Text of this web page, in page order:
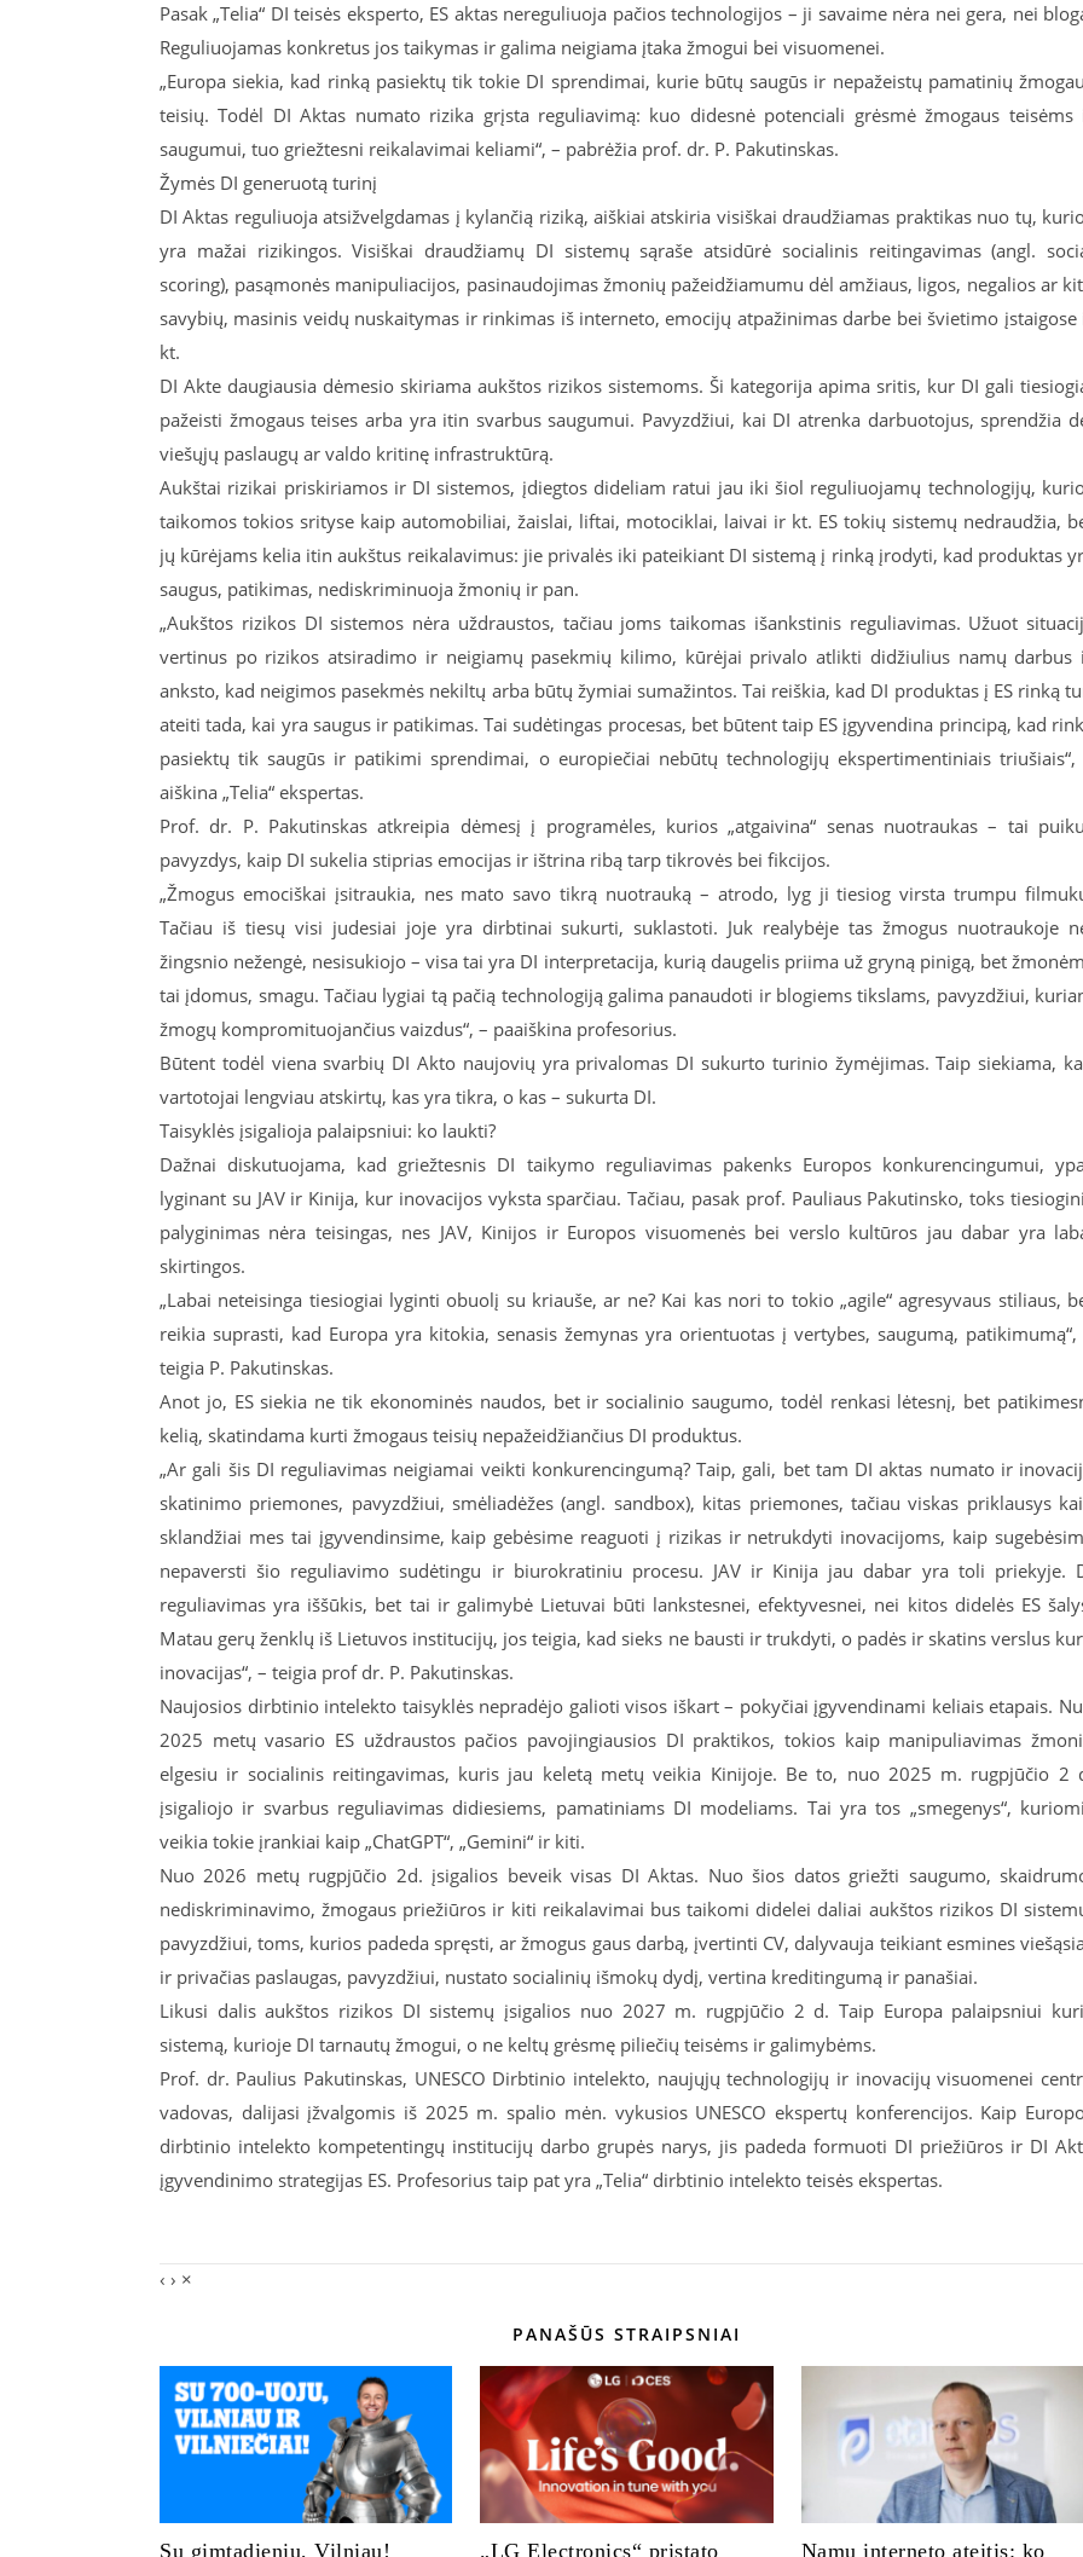
Pasak „Telia“ DI teisės eksperto, ES aktas nereguliuoja pačios technologijos – ji savaime nėra nei gera, nei
Reguliuojamas konkretus jos taikymas ir galima neigiama įtaka žmogui bei visuomenei.
„Europa siekia, kad rinką pasiektų tik tokie DI sprendimai, kurie būtų saugūs ir nepažeistų pamatinių
teisių. Todėl DI Aktas numato rizika grįsta reguliavimą: kuo didesnė potenciali grėsmė žmogaus teisėms
saugumui, tuo griežtesni reikalavimai keliami“, – pabrėžia prof. dr. P. Pakutinskas.
Žymės DI generuotą turinį
DI Aktas reguliuoja atsižvelgdamas į kylančią riziką, aiškiai atskiria visiškai draudžiamas praktikas nuo tų,
yra mažai rizikingos. Visiškai draudžiamų DI sistemų sąraše atsidūrė socialinis reitingavimas (angl.
scoring), pasąmonės manipuliacijos, pasinaudojimas žmonių pažeidžiamumu dėl amžiaus, ligos, negalios ar
savybių, masinis veidų nuskaitymas ir rinkimas iš interneto, emocijų atpažinimas darbe bei švietimo įstaigose
kt.
DI Akte daugiausia dėmesio skiriama aukštos rizikos sistemoms. Ši kategorija apima sritis, kur DI gali
pažeisti žmogaus teises arba yra itin svarbus saugumui. Pavyzdžiui, kai DI atrenka darbuotojus, sprendžia
viešųjų paslaugų ar valdo kritinę infrastruktūrą.
Aukštai rizikai priskiriamos ir DI sistemos, įdiegtos dideliam ratui jau iki šiol reguliuojamų technologijų,
taikomos tokios srityse kaip automobiliai, žaislai, liftai, motociklai, laivai ir kt. ES tokių sistemų nedraudžia,
jų kūrėjams kelia itin aukštus reikalavimus: jie privalės iki pateikiant DI sistemą į rinką įrodyti, kad produktas
saugus, patikimas, nediskriminuoja žmonių ir pan.
„Aukštos rizikos DI sistemos nėra uždraustos, tačiau joms taikomas išankstinis reguliavimas. Užuot
vertinus po rizikos atsiradimo ir neigiamų pasekmių kilimo, kūrėjai privalo atlikti didžiulius namų darbus
anksto, kad neigimos pasekmės nekiltų arba būtų žymiai sumažintos. Tai reiškia, kad DI produktas į ES rinką
ateiti tada, kai yra saugus ir patikimas. Tai sudėtingas procesas, bet būtent taip ES įgyvendina principą, kad
pasiektų tik saugūs ir patikimi sprendimai, o europiečiai nebūtų technologijų ekspertimentiniais triušiais“,
aiškina „Telia“ ekspertas.
Prof. dr. P. Pakutinskas atkreipia dėmesį į programėles, kurios „atgaivina“ senas nuotraukas – tai
pavyzdys, kaip DI sukelia stiprias emocijas ir ištrina ribą tarp tikrovės bei fikcijos.
„Žmogus emociškai įsitraukia, nes mato savo tikrą nuotrauką – atrodo, lyg ji tiesiog virsta trumpu
Tačiau iš tiesų visi judesiai joje yra dirbtinai sukurti, suklastoti. Juk realybėje tas žmogus nuotraukoje
žingsnio nežengė, nesisukiojo – visa tai yra DI interpretacija, kurią daugelis priima už gryną pinigą, bet
tai įdomus, smagu. Tačiau lygiai tą pačią technologiją galima panaudoti ir blogiems tikslams, pavyzdžiui,
žmogų kompromituojančius vaizdus“, – paaiškina profesorius.
Būtent todėl viena svarbių DI Akto naujovių yra privalomas DI sukurto turinio žymėjimas. Taip siekiama,
vartotojai lengviau atskirtų, kas yra tikra, o kas – sukurta DI.
Taisyklės įsigalioja palaipsniui: ko laukti?
Dažnai diskutuojama, kad griežtesnis DI taikymo reguliavimas pakenks Europos konkurencingumui,
lyginant su JAV ir Kinija, kur inovacijos vyksta sparčiau. Tačiau, pasak prof. Pauliaus Pakutinsko, toks
palyginimas nėra teisingas, nes JAV, Kinijos ir Europos visuomenės bei verslo kultūros jau dabar yra
skirtingos.
„Labai neteisinga tiesiogiai lyginti obuolį su kriauše, ar ne? Kai kas nori to tokio „agile“ agresyvaus stiliaus,
reikia suprasti, kad Europa yra kitokia, senasis žemynas yra orientuotas į vertybes, saugumą, patikimumą“,
teigia P. Pakutinskas.
Anot jo, ES siekia ne tik ekonominės naudos, bet ir socialinio saugumo, todėl renkasi lėtesnį, bet
kelią, skatindama kurti žmogaus teisių nepažeidžiančius DI produktus.
„Ar gali šis DI reguliavimas neigiamai veikti konkurencingumą? Taip, gali, bet tam DI aktas numato ir
skatinimo priemones, pavyzdžiui, smėliadėžes (angl. sandbox), kitas priemones, tačiau viskas priklausys
sklandžiai mes tai įgyvendinsime, kaip gebėsime reaguoti į rizikas ir netrukdyti inovacijoms, kaip
nepaversti šio reguliavimo sudėtingu ir biurokratiniu procesu. JAV ir Kinija jau dabar yra toli priekyje.
reguliavimas yra iššūkis, bet tai ir galimybė Lietuvai būti lankstesnei, efektyvesnei, nei kitos didelės ES
Matau gerų ženklų iš Lietuvos institucijų, jos teigia, kad sieks ne bausti ir trukdyti, o padės ir skatins verslus
inovacijas“, – teigia prof dr. P. Pakutinskas.
Naujosios dirbtinio intelekto taisyklės nepradėjo galioti visos iškart – pokyčiai įgyvendinami keliais etapais.
2025 metų vasario ES uždraustos pačios pavojingiausios DI praktikos, tokios kaip manipuliavimas
elgesiu ir socialinis reitingavimas, kuris jau keletą metų veikia Kinijoje. Be to, nuo 2025 m. rugpjūčio 2
įsigaliojo ir svarbus reguliavimas didiesiems, pamatiniams DI modeliams. Tai yra tos „smegenys“,
veikia tokie įrankiai kaip „ChatGPT“, „Gemini“ ir kiti.
Nuo 2026 metų rugpjūčio 2d. įsigalios beveik visas DI Aktas. Nuo šios datos griežti saugumo,
nediskriminavimo, žmogaus priežiūros ir kiti reikalavimai bus taikomi didelei daliai aukštos rizikos DI
pavyzdžiui, toms, kurios padeda spręsti, ar žmogus gaus darbą, įvertinti CV, dalyvauja teikiant esmines
ir privačias paslaugas, pavyzdžiui, nustato socialinių išmokų dydį, vertina kreditingumą ir panašiai.
Likusi dalis aukštos rizikos DI sistemų įsigalios nuo 2027 m. rugpjūčio 2 d. Taip Europa palaipsniui
sistemą, kurioje DI tarnautų žmogui, o ne keltų grėsmę piliečių teisėms ir galimybėms.
Prof. dr. Paulius Pakutinskas, UNESCO Dirbtinio intelekto, naujųjų technologijų ir inovacijų visuomenei
vadovas, dalijasi įžvalgomis iš 2025 m. spalio mėn. vykusios UNESCO ekspertų konferencijos. Kaip
dirbtinio intelekto kompetentingų institucijų darbo grupės narys, jis padeda formuoti DI priežiūros ir DI
įgyvendinimo strategijas ES. Profesorius taip pat yra „Telia“ dirbtinio intelekto teisės ekspertas.
‹ › ×
PANAŠŪS STRAIPSNIAI
Su gimtadieniu, Vilniau! „LG Electronics“ pristato Namų interneto ateitis: ko